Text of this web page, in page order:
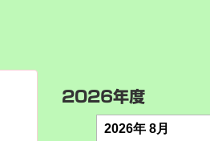
2026年度
2026年 8月